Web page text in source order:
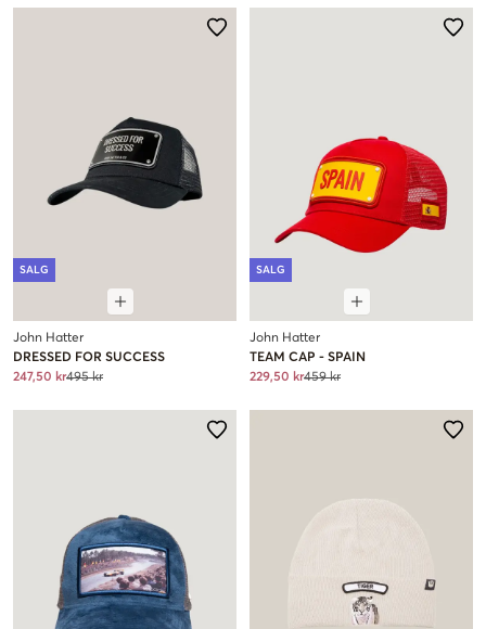
SALG
John Hatter
DRESSED FOR SUCCESS
247,50 kr495 kr
SALG
John Hatter
TEAM CAP - SPAIN
229,50 kr459 kr